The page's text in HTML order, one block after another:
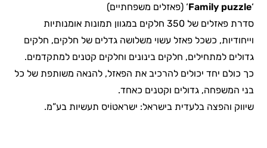
‘
Family puzzle‘ (פאזלים משפחתיים)
סדרת פאזלים של 350 חלקים במגוון תמונות אומנותיות
וייחודיות, כשכל פאזל עשוי משלושה גדלים של חלקים, חלקים
גדולים למתחילים, חלקים בינונים וחלקים קטנים למתקדמים.
כך כולם יחד יכולים להרכיב את הפאזל, להנאה משותפת של כל
בני המשפחה, גדולים וקטנים כאחד.
שיווק והפצה בלעדית בישראל: ישראטוֹיס תעשיות בע”מ.